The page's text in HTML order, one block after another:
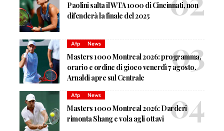
Paolini salta il WTA 1000 di Cincinnati, non
difenderà la finale del 2025
Atp News
Masters 1000 Montreal 2026: programma,
orario e ordine di gioco venerdì 7 agosto.
Arnaldi apre sul Centrale
Atp News
Masters 1000 Montreal 2026: Darderi
rimonta Shang e vola agli ottavi